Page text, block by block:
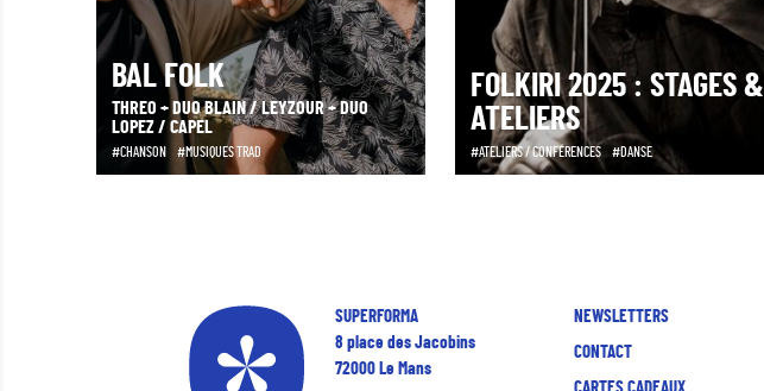
BAL FOLK
THREO + DUO BLAIN / LEYZOUR + DUO
LOPEZ / CAPEL
CHANSON MUSIQUES TRAD
FOLKIRI 2025 : STAGES &
ATELIERS
ATELIERS / CONFÉRENCES DANSE
SUPERFORMA
8 place des Jacobins
72000 Le Mans
NEWSLETTERS
CONTACT